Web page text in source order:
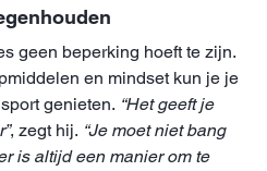
geen beperking hoeft te zijn.
en mindset kun je je
genieten. “Het geeft je
, zegt hij. “Je moet niet bang
is altijd een manier om te